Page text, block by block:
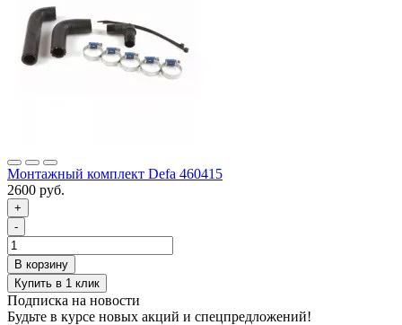
Монтажный комплект Defa 460415
2600 руб.
+
-
Подписка на новости
Будьте в курсе новых акций и спецпредложений!